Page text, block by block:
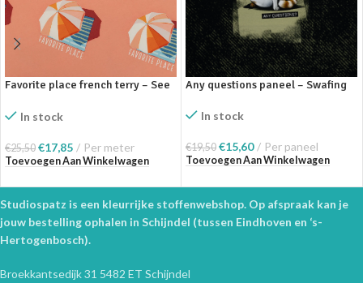
Favorite place french terry – See
In stock
€25,50 €17,85 Per meter
Toevoegen Aan Winkelwagen
Any questions paneel – Swafing
In stock
€19,50 €15,60 Per paneel
Toevoegen Aan Winkelwagen
Studiospatz is een kleurrijke stoffenwebshop. Op afspraak kan je
jouw bestelling ophalen in Schijndel (tussen Eindhoven en ‘s-
Hertogenbosch).
Broekkantsedijk 31 5482 ET Schijndel